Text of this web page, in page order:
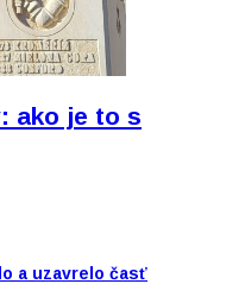
ako je to s
a uzavrelo časť